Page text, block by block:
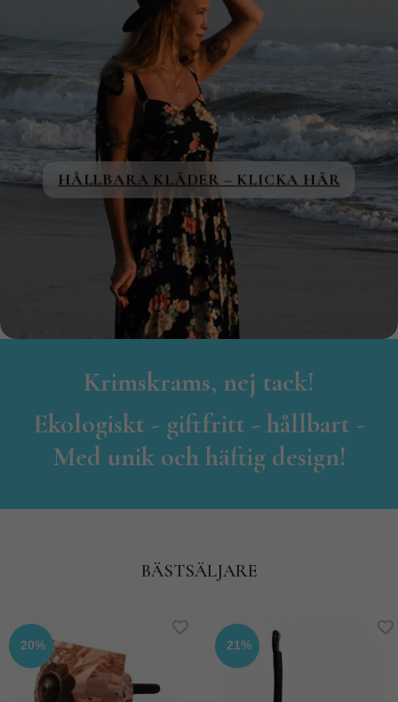
HÅLLBARA KLÄDER – KLICKA HÄR
Krimskrams, nej tack!
Ekologiskt - giftfritt - hållbart -
Med unik och häftig design!
BÄSTSÄLJARE
20% 21%